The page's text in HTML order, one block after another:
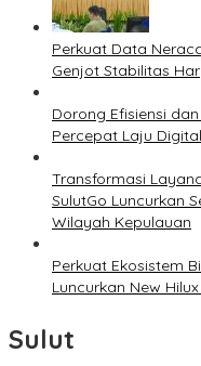
Perkuat Data
Genjot Stabilitas
Dorong Efisiensi
Percepat Laju
Transformasi
SulutGo Luncurkan
Wilayah Kepulauan
Perkuat Ekosistem
Luncurkan New
Sulut